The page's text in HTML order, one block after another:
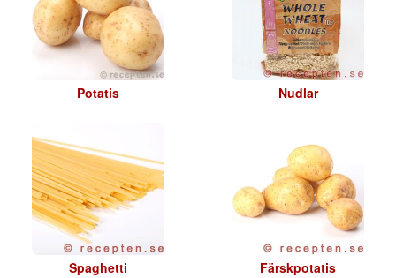
Potatis Nudlar
Spaghetti Färskpotatis